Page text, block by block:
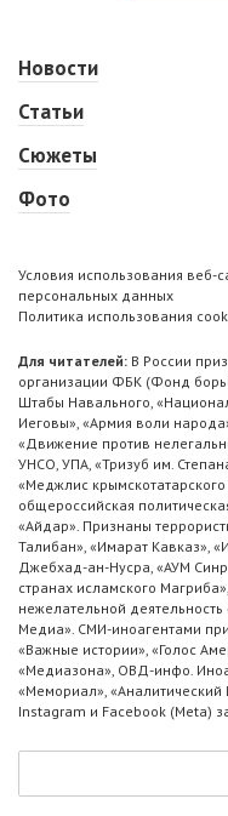
Новости
Статьи
Сюжеты
Фото
Условия использования веб-
персональных данных
Политика использования
Для читателей: В России
организации ФБК (Фонд
Штабы Навального,
Иеговы», «Армия воли
«Движение против
УНСО, УПА, «Тризуб им.
«Меджлис
общероссийская
«Айдар». Признаны
Талибан», «Имарат Кавказ»,
Джебхад-ан-Нусра, «АУМ
странах исламского
нежелательной
Медиа». СМИ-иноагентами
«Важные истории», «Голос
«Медиазона», ОВД-инфо.
«Мемориал»,
Instagram и Facebook (Metа)